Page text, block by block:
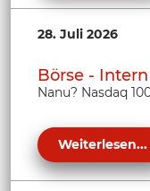
28. Juli 2026
Börse - Intern
Nanu? Nasdaq
Weiterlesen...